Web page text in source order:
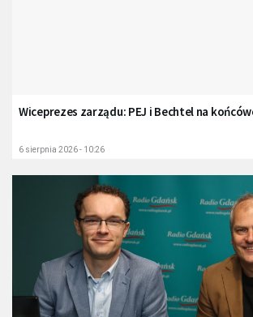
Wiceprezes zarządu: PEJ i Bechtel na
6 sierpnia 2026 - 10:26